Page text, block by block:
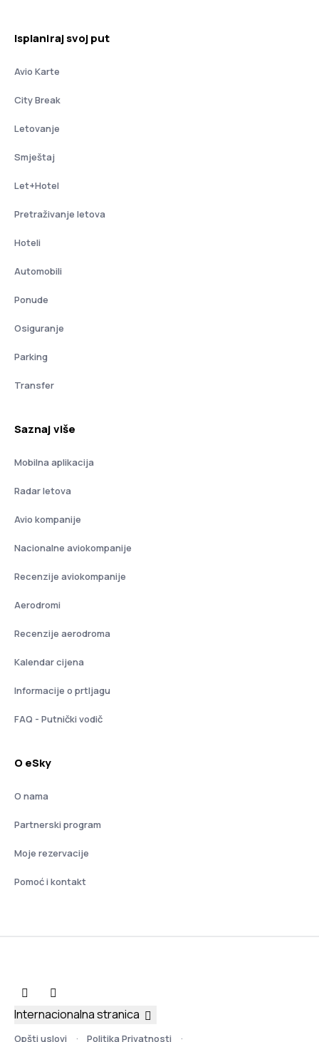
Isplaniraj svoj put
Avio Karte
City Break
Letovanje
Smještaj
Let+Hotel
Pretraživanje letova
Hoteli
Automobili
Ponude
Osiguranje
Parking
Transfer
Saznaj više
Mobilna aplikacija
Radar letova
Avio kompanije
Nacionalne aviokompanije
Recenzije aviokompanije
Aerodromi
Recenzije aerodroma
Kalendar cijena
Informacije o prtljagu
FAQ - Putnički vodič
O eSky
O nama
Partnerski program
Moje rezervacije
Pomoć i kontakt
Opšti uslovi Politika Privatnosti
Internacionalna stranica